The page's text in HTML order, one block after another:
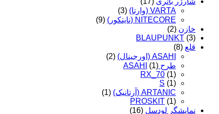
VARTA (وارتا)
(3)
NITECORE (نایتکور)
(9)
خازن (2)
BLAUPUNKT (3)
قلع (8)
ASAHI (اورجینال)
(2)
طرح ASAHI (1)
RX_70 (1)
S (1)
ARTANIC (آرتانیک)
(1)
PROSKIT (1)
نمایشگر لودسل (16)